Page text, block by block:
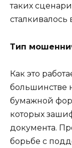
таких
сталкивалось
Тип
Как это
большинстве
бумажной
которых
документа.
борьбе с